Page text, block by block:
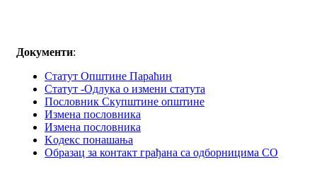
Документи:
Статут Општине Параћин
Статут -Одлука о измени статута
Пословник Скупштине општине
Измена пословника
Измена пословника
Kодекс понашања
Образац за контакт грађана са одборницима СО